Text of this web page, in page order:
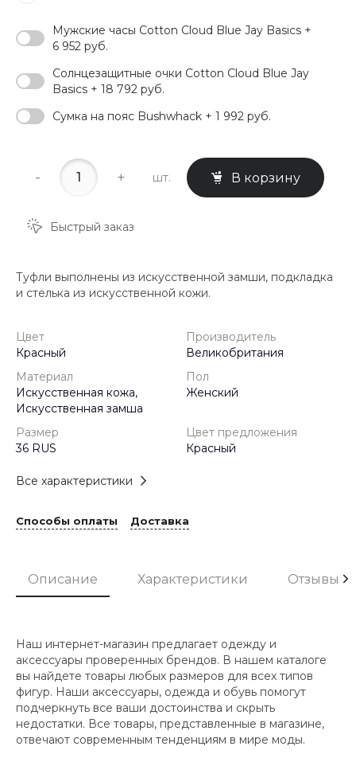
Мужские часы Cotton Cloud Blue Jay Basics +
6 952 руб.
Солнцезащитные очки Cotton Cloud Blue Jay
Basics + 18 792 руб.
Сумка на пояс Bushwhack + 1 992 руб.
- + шт. В корзину
Быстрый заказ
Туфли выполнены из искусственной замши, подкладка
и стелька из искусственной кожи.
Цвет
Красный
Производитель
Великобритания
Материал
Искусственная кожа,
Искусственная замша
Пол
Женский
Размер
36 RUS
Цвет предложения
Красный
Все характеристики
Способы оплаты Доставка
Описание Характеристики Отзывы
Наш интернет-магазин предлагает одежду и
аксессуары проверенных брендов. В нашем каталоге
вы найдете товары любых размеров для всех типов
фигур. Наши аксессуары, одежда и обувь помогут
подчеркнуть все ваши достоинства и скрыть
недостатки. Все товары, представленные в магазине,
отвечают современным тенденциям в мире моды.